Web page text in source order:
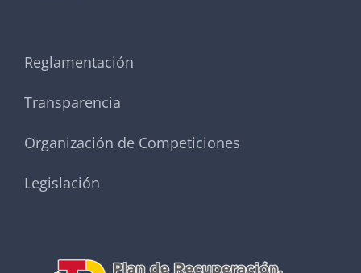
Reglamentación
Transparencia
Organización de Competiciones
Legislación